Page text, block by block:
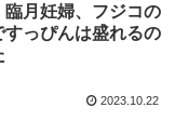
臨月妊婦、フジコの
すっぴんは盛れるの
2023.10.22